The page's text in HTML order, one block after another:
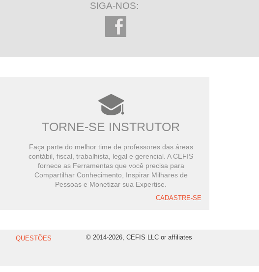
SIGA-NOS:
TORNE-SE INSTRUTOR
Faça parte do melhor time de professores das áreas
contábil, fiscal, trabalhista, legal e gerencial. A CEFIS
fornece as Ferramentas que você precisa para
Compartilhar Conhecimento, Inspirar Milhares de
Pessoas e Monetizar sua Expertise.
CADASTRE-SE
QUESTÕES © 2014-2026, CEFIS LLC or affiliates